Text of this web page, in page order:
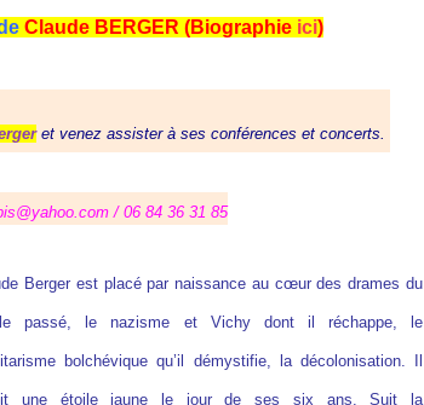
Claude BERGER (Biographie ici)
et venez assister à ses conférences et concerts.
/ 06 84 36 31 85
Berger est placé par naissance au cœur des drames du
passé, le nazisme et Vichy dont il réchappe, le
bolchévique qu’il démystifie, la décolonisation. Il
une étoile jaune le jour de ses six ans. Suit la